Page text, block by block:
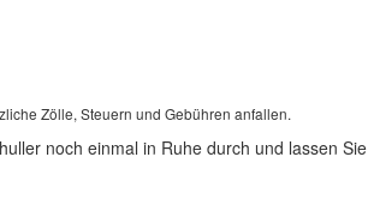
Zölle, Steuern und Gebühren anfallen.
noch einmal in Ruhe durch und lassen